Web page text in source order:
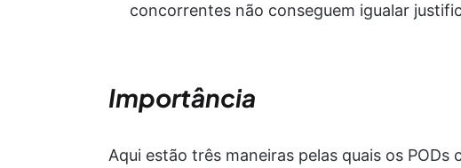
concorrentes não conseguem igualar
Importância
Aqui estão três maneiras pelas quais os